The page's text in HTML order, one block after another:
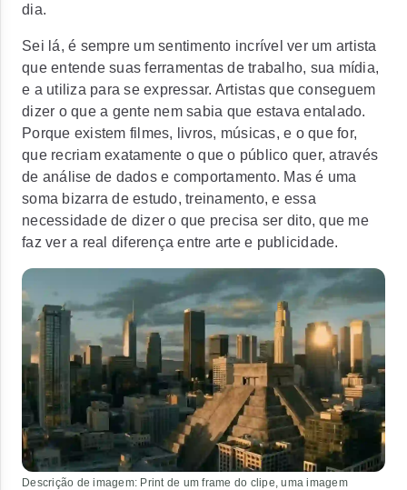
dia.
Sei lá, é sempre um sentimento incrível ver um artista
que entende suas ferramentas de trabalho, sua mídia,
e a utiliza para se expressar. Artistas que conseguem
dizer o que a gente nem sabia que estava entalado.
Porque existem filmes, livros, músicas, e o que for,
que recriam exatamente o que o público quer, através
de análise de dados e comportamento. Mas é uma
soma bizarra de estudo, treinamento, e essa
necessidade de dizer o que precisa ser dito, que me
faz ver a real diferença entre arte e publicidade.
Descrição de imagem: Print de um frame do clipe, uma imagem